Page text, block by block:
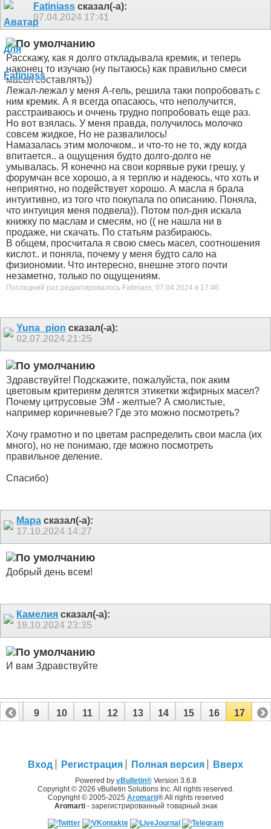
Fatiniass сказал(-а):
07.04.2024 17:41
Расскажу, как я долго откладывала кремик, и теперь
наконец то изучаю (ну пытаюсь) как правильно смеси
масел составлять))
Лежал-лежал у меня А-гель, решила таки попробовать с
ним кремик. А я всегда опасаюсь, что неполучится,
расстраиваюсь и оччень трудно попробовать еще раз.
Но вот взялась. У меня правда, получилось молочко
совсем жидкое, Но не развалилось!
Намазалась этим молочком.. и что-то не то, жду когда
впитается.. а ощущения будто долго-долго не
умывалась. Я конечно на свои корявые руки грешу, у
форумчан все хорошо, а я терплю и надеюсь, что хоть и
неприятно, но подействует хорошо. А масла я брала
интуитивно, из того что покупала по описанию. Поняла,
что интуиция меня подвела)). Потом пол-дня искала
книжку по маслам и смесям, но (( не нашла ни в
продаже, ни скачать. По статьям разбираюсь.
В общем, просчитала я свою смесь масел, соотношения
кислот.. и поняла, почему у меня будто сало на
физиономии. Что интересно, внешне этого почти
незаметно, только по ощущениям.
Последний раз редактировалось Fatiniass; 07.04.2024 в 17:46.
Yuna_pion сказал(-а):
02.07.2024 21:25
Здравствуйте! Подскажите, пожалуйста, пок аким
цветовым критериям делятся этикетки жфирных масел?
Почему цитрусовые ЭМ - желтые? А смолистые,
например коричневые? Где это можно посмотреть?
Хочу грамотно и по цветам распределить свои масла (их
много), но не понимаю, где можно посмотреть
правильное деление.
Спасибо)
Мара сказал(-а):
17.10.2024 14:27
Добрый день всем!
Камелия сказал(-а):
19.10.2024 23:35
И вам Здравствуйте
8 9 10 11 12 13 14 15 16 17
Вход Регистрация Полная версия Вверх
Powered by vBulletin®Version 3.6.8
Copyright © 2026 vBulletin Solutions Inc. All rights reserved.
Copyright © 2005-2025 Aromarti® All rights reserved
Aromarti- зарегистрированный товарный знак